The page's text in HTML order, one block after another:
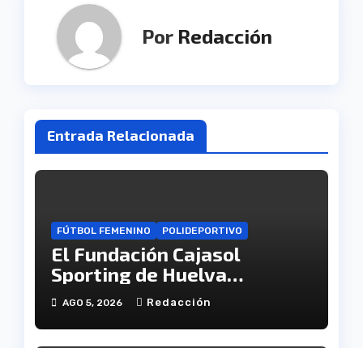
Por Redacción
Entrada Relacionada
FÚTBOL FEMENINO POLIDEPORTIVO
El Fundación Cajasol
Sporting de Huelva
disputará la Copa de
Andalucía en el Estadio
Antonio Toledo Sánchez
AGO 5, 2026 Redacción